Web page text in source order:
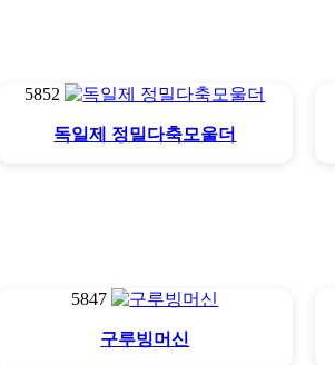
5852
독일제 정밀다축모울더
5847
구루빙머신